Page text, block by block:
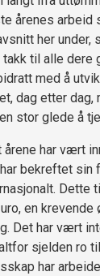
årenes arbeid
her under,
til alle dere
med å
dag etter dag,
stor glede å
årene har vært
bekreftet sin
Dette
en krevende
Det har vært
sjelden ro
har